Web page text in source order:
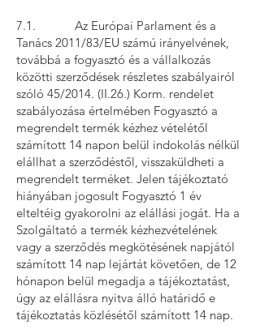
7.1. Az Európai Parlament és a
Tanács 2011/83/EU számú irányelvének,
továbbá a fogyasztó és a vállalkozás
közötti szerződések részletes szabályairól
szóló 45/2014. (II.26.) Korm. rendelet
szabályozása értelmében Fogyasztó a
megrendelt termék kézhez vételétől
számított 14 napon belül indokolás nélkül
elállhat a szerződéstől, visszaküldheti a
megrendelt terméket. Jelen tájékoztató
hiányában jogosult Fogyasztó 1 év
elteltéig gyakorolni az elállási jogát. Ha a
Szolgáltató a termék kézhezvételének
vagy a szerződés megkötésének napjától
számított 14 nap lejártát követően, de 12
hónapon belül megadja a tájékoztatást,
úgy az elállásra nyitva álló határidő e
tájékoztatás közlésétől számított 14 nap.